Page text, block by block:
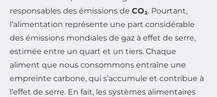
responsables des émissions de CO₂. Pourtant,
l’alimentation représente une part considérable
des émissions mondiales de gaz à effet de serre,
estimée entre un quart et un tiers. Chaque
aliment que nous consommons entraîne une
empreinte carbone, qui s’accumule et contribue à
l’effet de serre. En fait, les systèmes alimentaires